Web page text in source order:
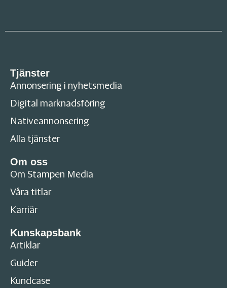
Tjänster
Annonsering i nyhetsmedia
Digital marknadsföring
Nativeannonsering
Alla tjänster
Om oss
Om Stampen Media
Våra titlar
Karriär
Kunskapsbank
Artiklar
Guider
Kundcase